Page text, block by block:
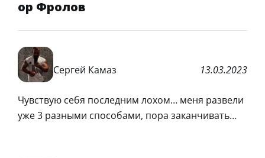
ор Фролов
Сергей Камаз 13.03.2023
Чувствую себя последним лохом… меня развели
уже 3 разными способами, пора заканчивать…